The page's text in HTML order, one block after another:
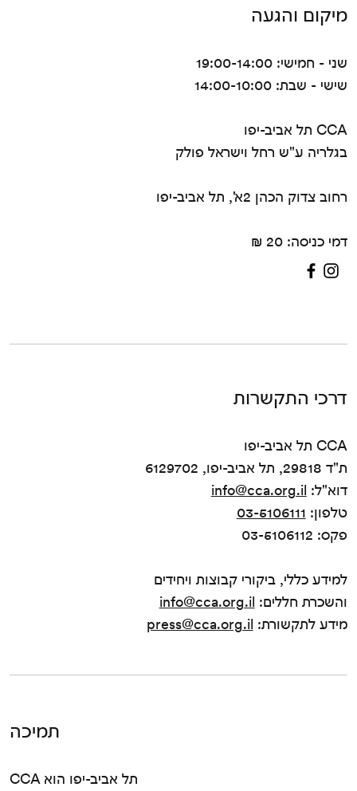
מיקום והגעה
שני - חמישי: 19:00-14:00
שישי - שבת: 14:00-10:00
CCA תל אביב-יפו
בגלריה ע"ש רחל וישראל פולק
רחוב צדוק הכהן 2א', תל אביב-יפו
דמי כניסה: 20 ₪
דרכי התקשרות
CCA תל אביב-יפו
ת"ד 29818, תל אביב-יפו, 6129702
דוא"ל: info@cca.org.il
טלפון: 03-5106111
פקס: 03-5106112
למידע כללי, ביקורי קבוצות ויחידים
והשכרת חללים: info@cca.org.il
מידע לתקשורת: press@cca.org.il
תמיכה
CCA תל אביב-יפו הוא